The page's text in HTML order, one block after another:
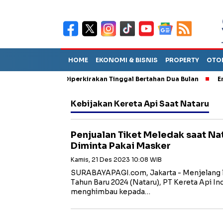
HOME EKONOMI & BISNIS PROPERTY
Sebut TPA Diperkirakan Tinggal Bertahan Dua Bulan Empat
Kebijakan Kereta Api Saat Nataru
Penjualan Tiket Meledak saat
Diminta Pakai Masker
Kamis, 21 Des 2023 10:08 WIB
SURABAYAPAGI.com, Jakarta -
Tahun Baru 2024 (Nataru), PT Kereta Api
menghimbau kepada…